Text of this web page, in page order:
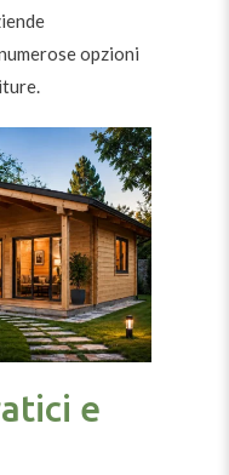
opzioni
e